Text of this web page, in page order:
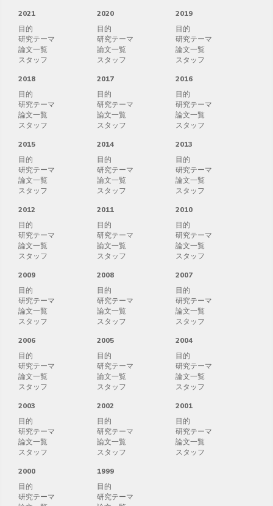
2021
目的
研究テーマ
論文一覧
スタッフ
2020
目的
研究テーマ
論文一覧
スタッフ
2019
目的
研究テーマ
論文一覧
スタッフ
2018
目的
研究テーマ
論文一覧
スタッフ
2017
目的
研究テーマ
論文一覧
スタッフ
2016
目的
研究テーマ
論文一覧
スタッフ
2015
目的
研究テーマ
論文一覧
スタッフ
2014
目的
研究テーマ
論文一覧
スタッフ
2013
目的
研究テーマ
論文一覧
スタッフ
2012
目的
研究テーマ
論文一覧
スタッフ
2011
目的
研究テーマ
論文一覧
スタッフ
2010
目的
研究テーマ
論文一覧
スタッフ
2009
目的
研究テーマ
論文一覧
スタッフ
2008
目的
研究テーマ
論文一覧
スタッフ
2007
目的
研究テーマ
論文一覧
スタッフ
2006
目的
研究テーマ
論文一覧
スタッフ
2005
目的
研究テーマ
論文一覧
スタッフ
2004
目的
研究テーマ
論文一覧
スタッフ
2003
目的
研究テーマ
論文一覧
スタッフ
2002
目的
研究テーマ
論文一覧
スタッフ
2001
目的
研究テーマ
論文一覧
スタッフ
2000
目的
研究テーマ
1999
目的
研究テーマ